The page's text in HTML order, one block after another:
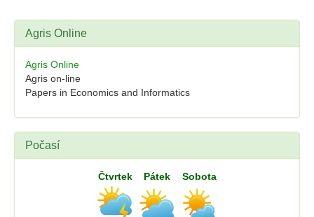
Agris Online
Agris Online
Agris on-line
Papers in Economics and Informatics
Počasí
Čtvrtek Pátek Sobota